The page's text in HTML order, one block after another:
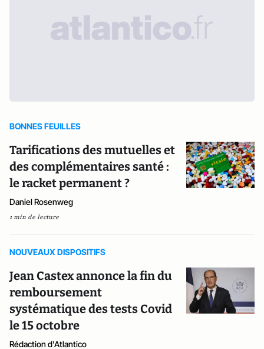
BONNES FEUILLES
Tarifications des mutuelles et
des complémentaires santé :
le racket permanent ?
Daniel Rosenweg
1 min de lecture
NOUVEAUX DISPOSITIFS
Jean Castex annonce la fin du
remboursement
systématique des tests Covid
le 15 octobre
Rédaction d'Atlantico